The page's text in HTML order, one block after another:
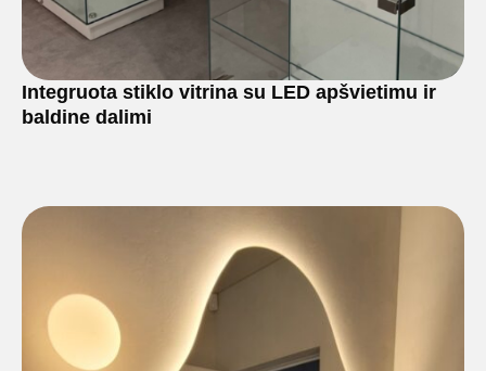
Integruota stiklo vitrina su LED apšvietimu ir
baldine dalimi